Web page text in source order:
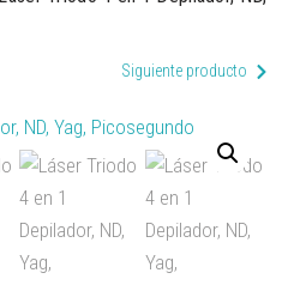
Siguiente producto